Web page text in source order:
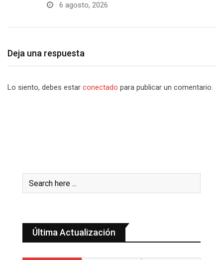
6 agosto, 2026
Deja una respuesta
Lo siento, debes estar conectado para publicar un comentario.
Última Actualización